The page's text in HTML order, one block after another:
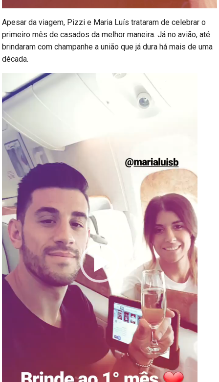
Apesar da viagem, Pizzi e Maria Luís trataram de celebrar o
primeiro mês de casados da melhor maneira. Já no avião, até
brindaram com champanhe a união que já dura há mais de uma
década.
Reprodutor
de
vídeo